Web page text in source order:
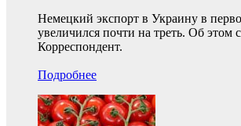
Немецкий экспорт в Украину в
увеличился почти на треть. Об этом
Корреспондент.
Подробнее